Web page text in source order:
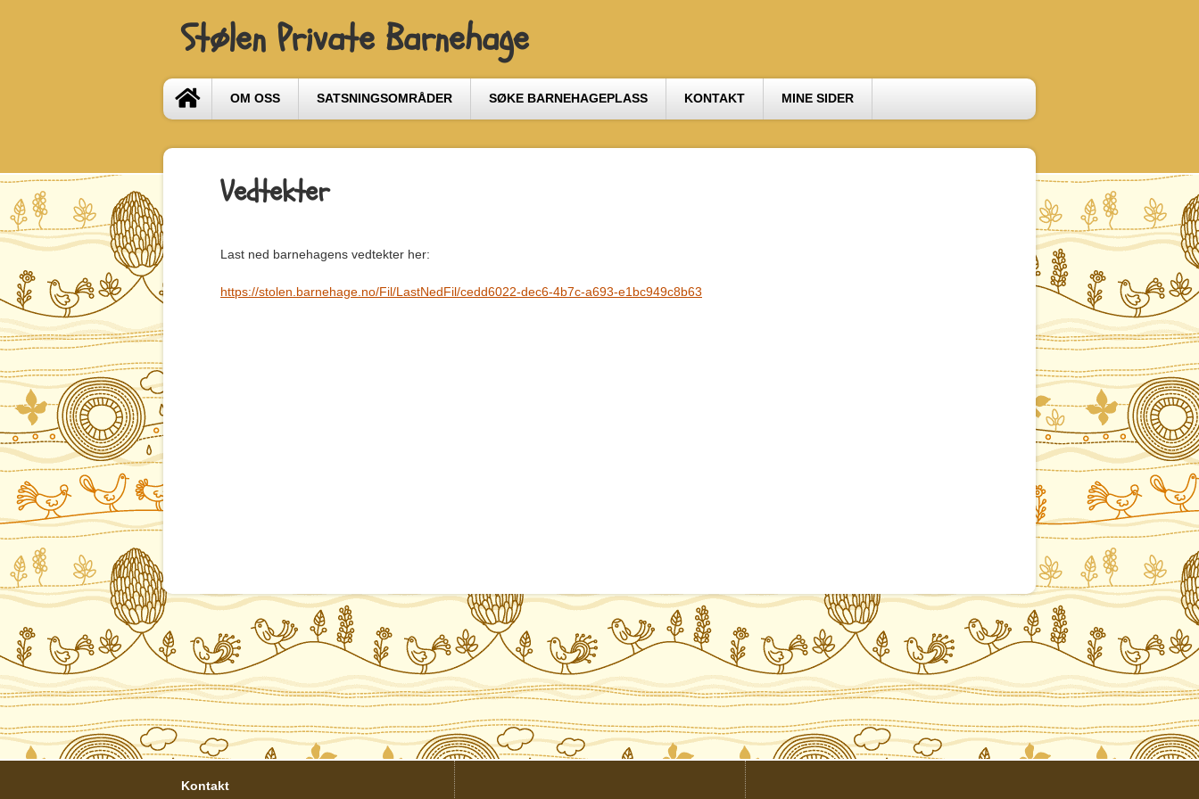
Stølen Private Barnehage
OM OSS SATSNINGSOMRÅDER SØKE BARNEHAGEPLASS KONTAKT MINE SIDER
Vedtekter
Last ned barnehagens vedtekter her:
https://stolen.barnehage.no/Fil/LastNedFil/cedd6022-dec6-4b7c-a693-e1bc949c8b63
Kontakt